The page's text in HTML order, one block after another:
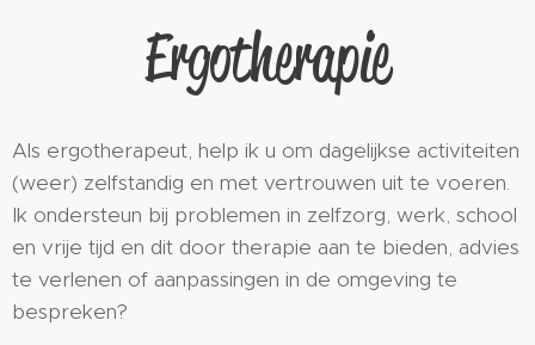
Ergotherapie
Als ergotherapeut, help ik u om dagelijkse activiteiten
(weer) zelfstandig en met vertrouwen uit te voeren.
Ik ondersteun bij problemen in zelfzorg, werk, school
en vrije tijd en dit door therapie aan te bieden, advies
te verlenen of aanpassingen in de omgeving te
bespreken?